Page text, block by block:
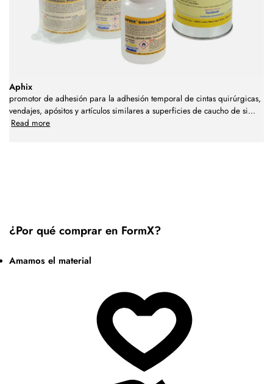
Aphix
promotor de adhesión para la adhesión temporal de cintas quirúrgicas,
vendajes, apósitos y artículos similares a superficies de caucho de si...
Read more
¿Por qué comprar en FormX?
Amamos el material